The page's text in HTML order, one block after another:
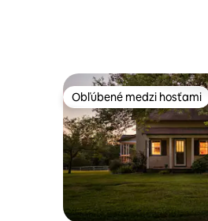
Obľúbené medzi hosťami
Obľúbené medzi hosťami